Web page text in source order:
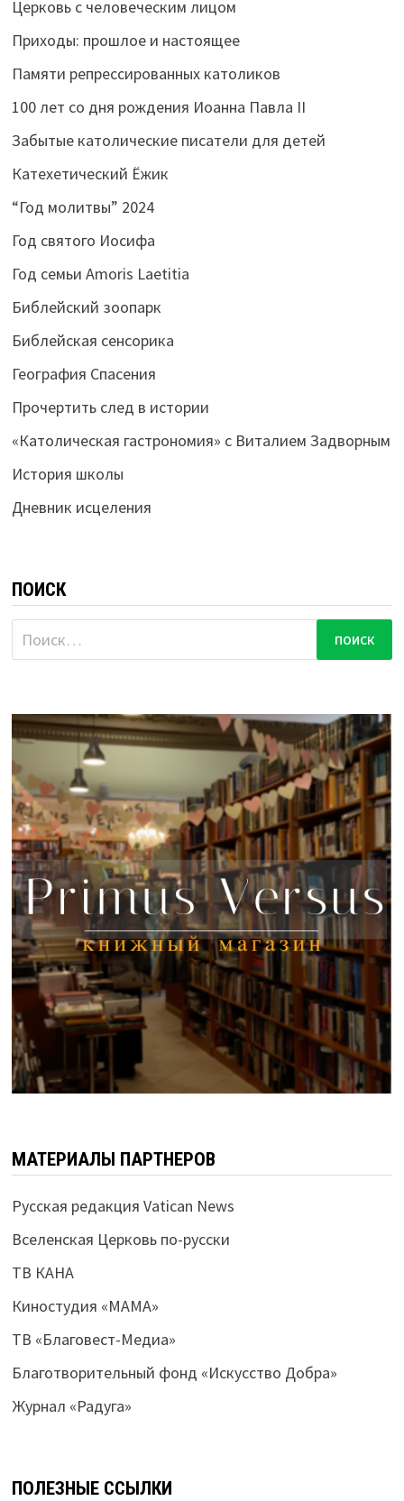
Церковь с человеческим лицом
Приходы: прошлое и настоящее
Памяти репрессированных католиков
100 лет со дня рождения Иоанна Павла II
Забытые католические писатели для детей
Катехетический Ёжик
“Год молитвы” 2024
Год святого Иосифа
Год семьи Amoris Laetitia
Библейский зоопарк
Библейская сенсорика
География Спасения
Прочертить след в истории
«Католическая гастрономия» с Виталием Задворным
История школы
Дневник исцеления
ПОИСК
Найти:
МАТЕРИАЛЫ ПАРТНЕРОВ
Русская редакция Vatican News
Вселенская Церковь по-русски
ТВ КАНА
Киностудия «МАМА»
ТВ «Благовест-Медиа»
Благотворительный фонд «Искусство Добра»
Журнал «Радуга»
ПОЛЕЗНЫЕ ССЫЛКИ